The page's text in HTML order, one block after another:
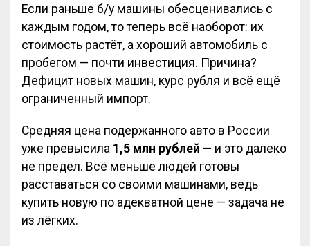
Если раньше б/у машины обесценивались с
каждым годом, то теперь всё наоборот: их
стоимость растёт, а хороший автомобиль с
пробегом — почти инвестиция. Причина?
Дефицит новых машин, курс рубля и всё ещё
ограниченный импорт.
Средняя цена подержанного авто в России
уже превысила 1,5 млн рублей — и это далеко
не предел. Всё меньше людей готовы
расставаться со своими машинами, ведь
купить новую по адекватной цене — задача не
из лёгких.